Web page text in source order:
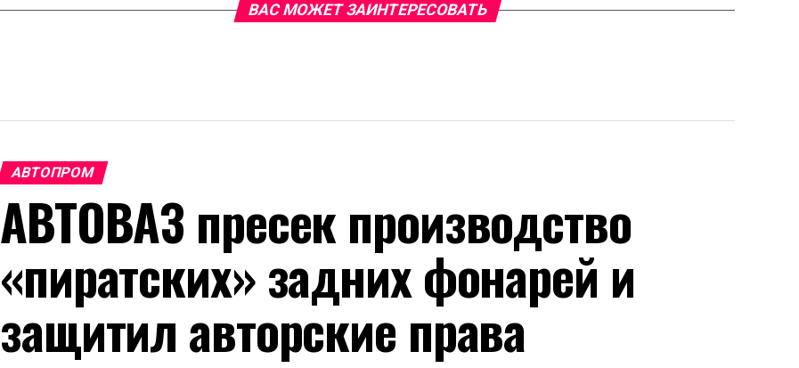
ВАС МОЖЕТ ЗАИНТЕРЕСОВАТЬ
АВТОПРОМ
АВТОВАЗ пресек производство
«пиратских» задних фонарей и
защитил авторские права